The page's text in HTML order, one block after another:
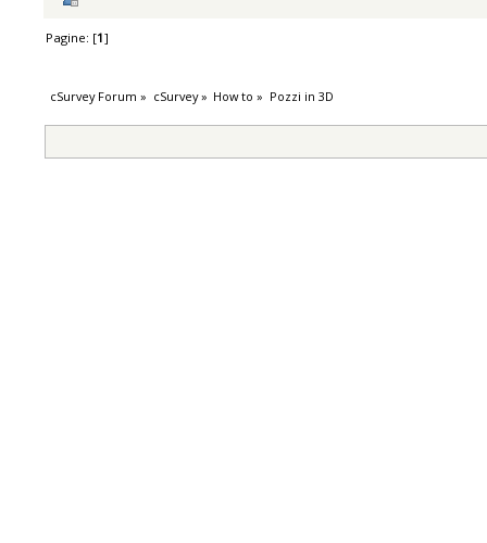
Pagine: [1]
cSurvey Forum » cSurvey» How to » Pozzi in 3D